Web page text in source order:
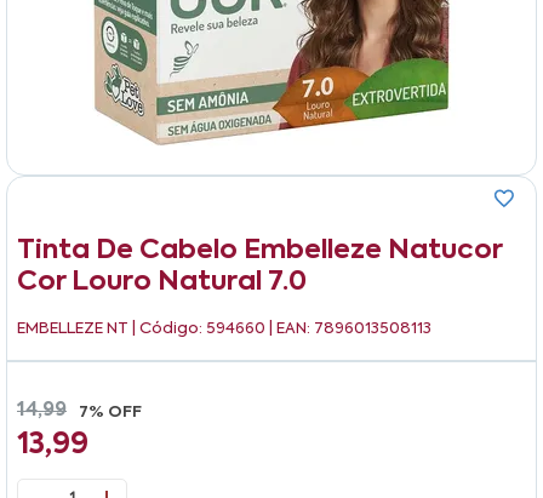
Tinta De Cabelo Embelleze Natucor
Cor Louro Natural 7.0
EMBELLEZE NT | Código: 594660 | EAN: 7896013508113
14,99 7% OFF
13,99